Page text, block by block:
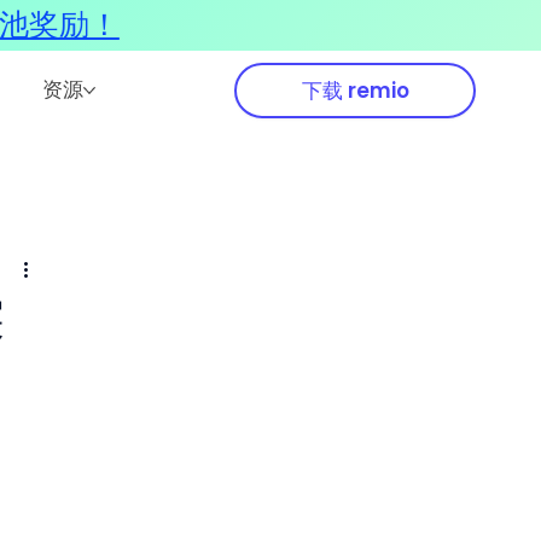
资源 下载 remio
奖励！